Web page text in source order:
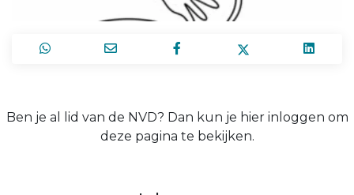
Ben je al lid van de NVD? Dan kun je hier inloggen om
deze pagina te bekijken.